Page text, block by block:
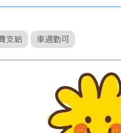
支給 車通勤可